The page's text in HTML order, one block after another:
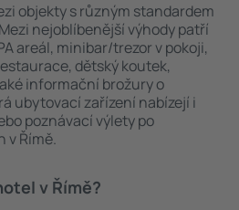
objekty s různým standardem
nejoblíbenější výhody patří
areál, minibar/trezor v pokoji,
dětský koutek,
informační brožury o
ubytovací zařízení nabízejí i
poznávací výlety po
v Římě.
v Římě?